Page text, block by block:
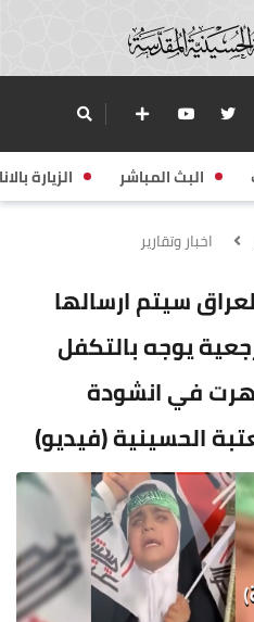
البث المباشر الزيارة
اخبار وتقارير
سيتم ارسالها
يوجه بالتكفل
في انشودة
الحسينية (فيديو)